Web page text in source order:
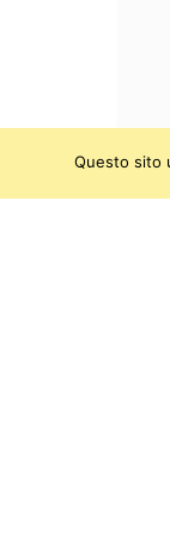
Questo sito